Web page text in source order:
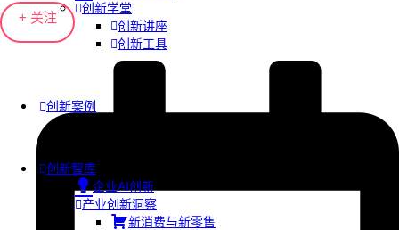
创新学堂
创新讲座
创新工具
创新案例
创新智库
企业AI创新
产业创新洞察
新消费与新零售
+ 关注